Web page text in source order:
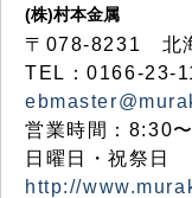
(株)村本金属
〒078-8231 北
TEL：0166-23-
営業時間：8:30
日曜日・祝祭日
http://